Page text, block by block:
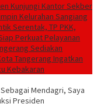
Kunjungi Kantor Sekber
Kelurahan Sangiang
Serentak, TP PKK,
Perkuat Pelayanan
Sediakan
Tangerang Ingatkan
Kebakaran
Mendagri, Saya
Presiden